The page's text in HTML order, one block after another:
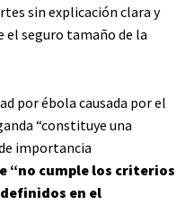
sin explicación clara y
el seguro tamaño de la
por ébola causada por el
“constituye una
importancia
“no cumple los criterios
en el